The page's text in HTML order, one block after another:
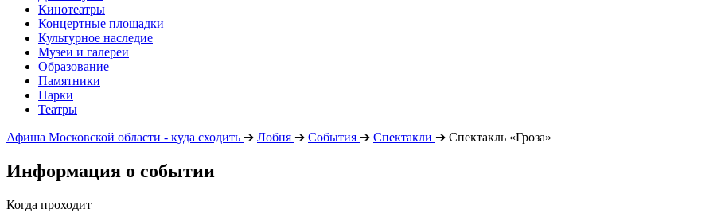
Кинотеатры
Концертные площадки
Культурное наследие
Музеи и галереи
Образование
Памятники
Парки
Театры
Афиша Московской области - куда сходить ➔ Лобня ➔ События ➔ Спектакли ➔ Спектакль «Гроза»
Информация о событии
Когда проходит